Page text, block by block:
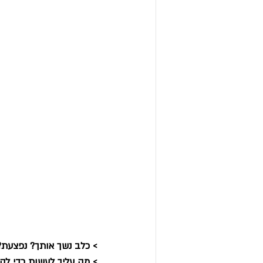
> כלב נשך אותך?